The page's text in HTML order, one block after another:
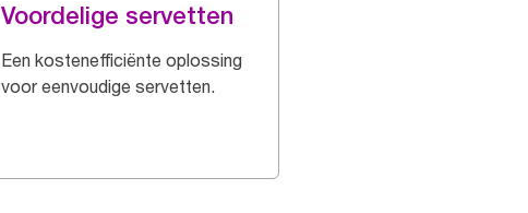
Voordelige servetten
Een kostenefficiënte oplossing
voor eenvoudige servetten.